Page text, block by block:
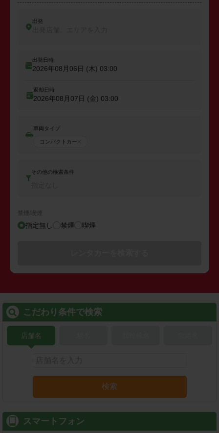
出発
出発日時
2026年08月06日 (木) 03:00
返却日時
2026年08月07日 (金) 03:00
車両タイプ
コンパクトカー
その他の検索条件
禁煙/喫煙
指定無し 禁煙 喫煙
こだわり条件で検索
店舗名
検索
スマートフォン